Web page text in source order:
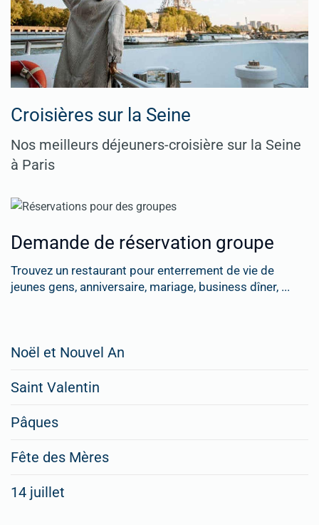
Croisières sur la Seine
Nos meilleurs déjeuners-croisière sur la Seine
à Paris
Demande de réservation groupe
Trouvez un restaurant pour enterrement de vie de
jeunes gens, anniversaire, mariage, business dîner, ...
Noël et Nouvel An
Saint Valentin
Pâques
Fête des Mères
14 juillet